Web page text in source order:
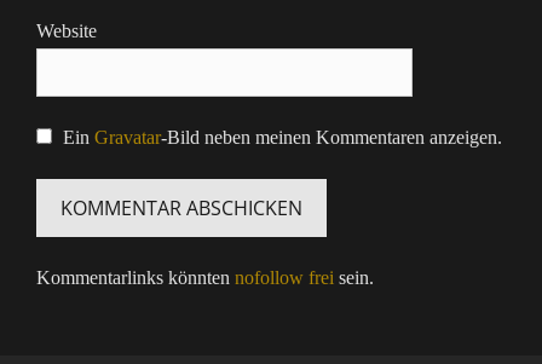
Website
Ein Gravatar-Bild neben meinen Kommentaren anzeigen.
Kommentarlinks könnten nofollow frei sein.